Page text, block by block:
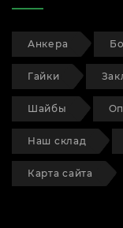
Анкера
Гайки
Шайбы
Наш склад
Карта сайта